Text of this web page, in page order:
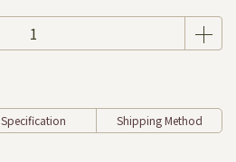
Specification Shipping Method